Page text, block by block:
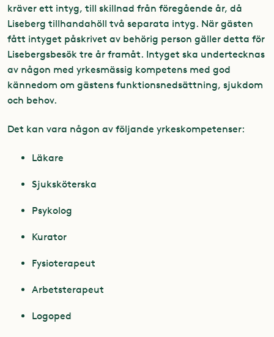
kräver ett intyg, till skillnad från föregående år, då
Liseberg tillhandahöll två separata intyg. När gästen
fått intyget påskrivet av behörig person gäller detta för
Lisebergsbesök tre år framåt. Intyget ska undertecknas
av någon med yrkesmässig kompetens med god
kännedom om gästens funktionsnedsättning, sjukdom
och behov.
Det kan vara någon av följande yrkeskompetenser:
Läkare
Sjuksköterska
Psykolog
Kurator
Fysioterapeut
Arbetsterapeut
Logoped